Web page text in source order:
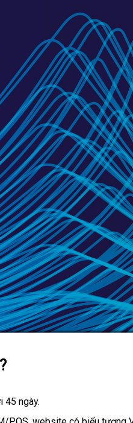
45 ngày.